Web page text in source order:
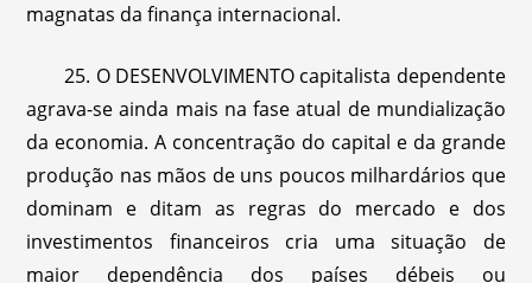
magnatas da finança internacional.
25. O DESENVOLVIMENTO capitalista dependente
agrava-se ainda mais na fase atual de mundialização
da economia. A concentração do capital e da grande
produção nas mãos de uns poucos milhardários que
dominam e ditam as regras do mercado e dos
investimentos financeiros cria uma situação de
maior dependência dos países débeis ou